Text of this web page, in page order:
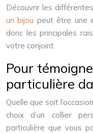
Découvrir les
un bijou peut être une
donc les principales
votre conjoint.
Pour
particulière
Quelle que soit
choix d’un collier
particulière que vous